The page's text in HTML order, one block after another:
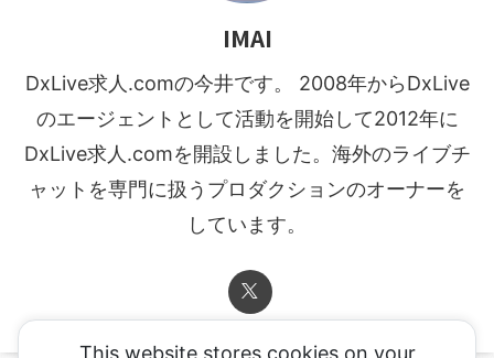
IMAI
DxLive求人.comの今井です。 2008年からDxLive
のエージェントとして活動を開始して2012年に
DxLive求人.comを開設しました。海外のライブチ
ャットを専門に扱うプロダクションのオーナーを
しています。
This website stores cookies on your